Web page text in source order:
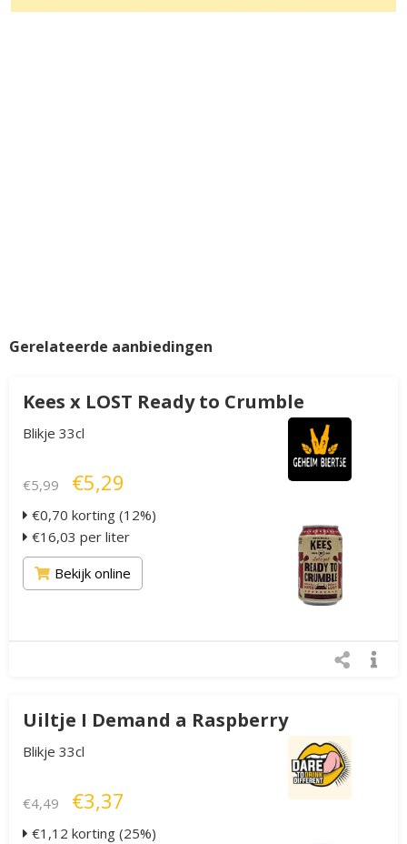
Gerelateerde aanbiedingen
Kees x LOST Ready to Crumble
Blikje 33cl
€5,99 €5,29
€0,70 korting (12%)
€16,03 per liter
Bekijk online
Uiltje I Demand a Raspberry
Blikje 33cl
€4,49 €3,37
€1,12 korting (25%)